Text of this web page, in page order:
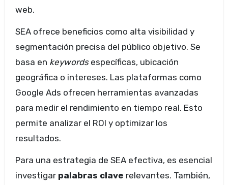
web.
SEA ofrece beneficios como alta visibilidad y
segmentación precisa del público objetivo. Se
basa en keywordsespecíficas, ubicación
geográfica o intereses. Las plataformas como
Google Ads ofrecen herramientas avanzadas
para medir el rendimiento en tiempo real. Esto
permite analizar el ROI y optimizar los
resultados.
Para una estrategia de SEA efectiva, es esencial
investigar palabras clave relevantes. También,